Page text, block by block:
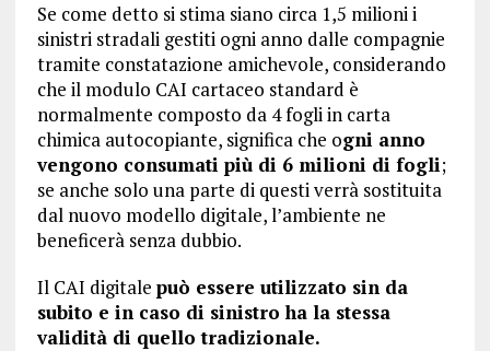
Se come detto si stima siano circa 1,5 milioni i
sinistri stradali gestiti ogni anno dalle compagnie
tramite constatazione amichevole, considerando
che il modulo CAI cartaceo standard è
normalmente composto da 4 fogli in carta
chimica autocopiante, significa che ogni anno
vengono consumati più di 6 milioni di fogli;
se anche solo una parte di questi verrà sostituita
dal nuovo modello digitale, l’ambiente ne
beneficerà senza dubbio.
Il CAI digitale può essere utilizzato sin da
subito e in caso di sinistro ha la stessa
validità di quello tradizionale.